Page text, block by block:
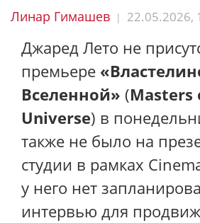
Линар Гимашев | 22.05.2026,
Джаред Лето не
премьере
Вселенной» (Masters
Universe) в
также не было на
студии в рамках
у него нет
интервью для